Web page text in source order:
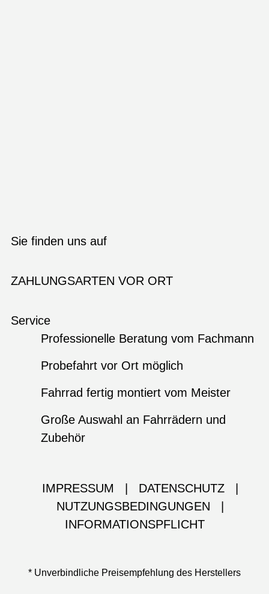
Sie finden uns auf
ZAHLUNGSARTEN VOR ORT
Service
Professionelle Beratung vom Fachmann
Probefahrt vor Ort möglich
Fahrrad fertig montiert vom Meister
Große Auswahl an Fahrrädern und
Zubehör
IMPRESSUM DATENSCHUTZ
NUTZUNGSBEDINGUNGEN
INFORMATIONSPFLICHT
* Unverbindliche Preisempfehlung des Herstellers